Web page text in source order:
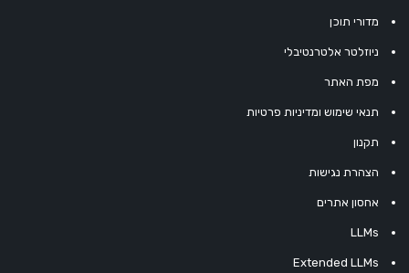
מדורי תוכן
ניוזלטר אלטרנטיבלי
מפת האתר
תנאי שימוש ומדיניות פרטיות
תקנון
הצהרת נגישות
אחסון אתרים
LLMs
Extended LLMs